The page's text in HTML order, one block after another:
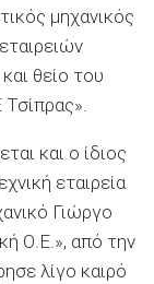
μηχανικός
θείο του
και ο ίδιος
εταιρεία
Γιώργο
Ο.Ε.», από την
λίγο καιρό